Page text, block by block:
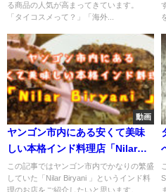
る商品の人気が高まってきています。
「タイコスメって？」「海外...
動画
ヤンゴン市内にある安くて美味
しい本格インド料理店「Nilar
Biryani 」
この記事ではヤンゴン市内でかなりの繁盛
していた「Nilar Biryani 」というインド料
理のお店をご紹介したいと思います。...